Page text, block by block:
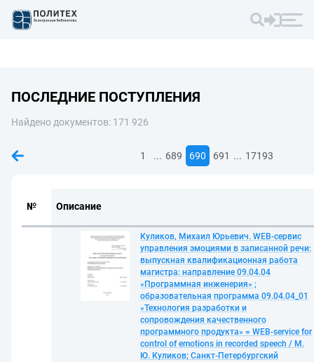
ПОСЛЕДНИЕ ПОСТУПЛЕНИЯ
Найдено документов: 171 926
1 ... 689 690 691 ... 17193
№ Описание
Куликов, Михаил Юрьевич. WEB-сервис
управления эмоциями в записанной речи:
выпускная квалификационная работа
магистра: направление 09.04.04
«Программная инженерия» ;
образовательная программа 09.04.04_01
«Технология разработки и
сопровождения качественного
программного продукта» = WEB-service for
control of emotions in recorded speech / М.
Ю. Куликов; Санкт-Петербургский